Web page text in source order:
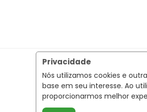
Privacidade
Nós utilizamos cookies e
base em seu interesse. Ao
proporcionarmos melhor